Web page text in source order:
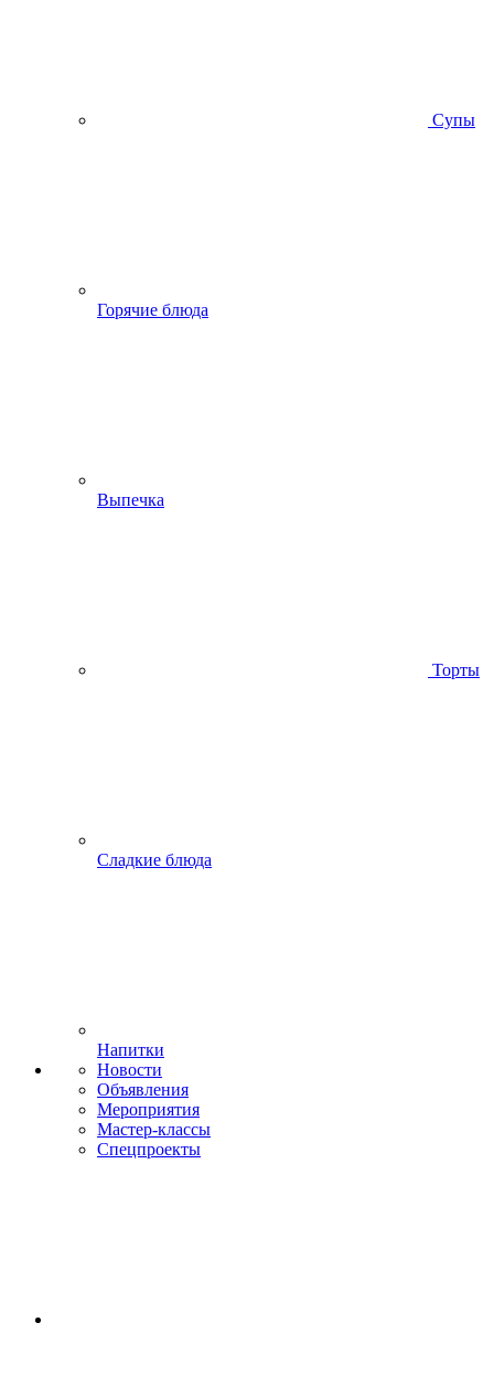
Супы
Горячие блюда
Выпечка
Торты
Сладкие блюда
Напитки
Новости
Объявления
Мероприятия
Мастер-классы
Спецпроекты